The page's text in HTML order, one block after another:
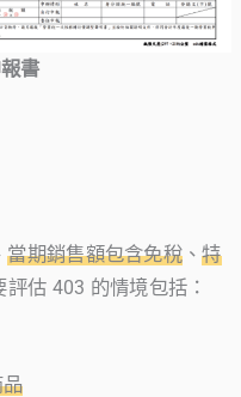
書
當期銷售額包含免稅 、特
估 403 的情境包括：